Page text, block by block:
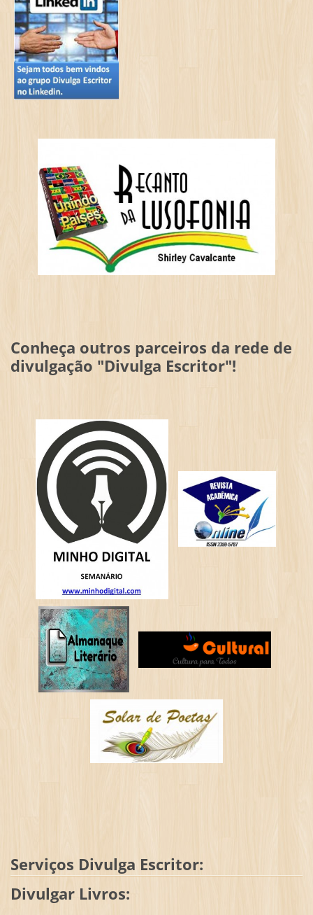
Conheça outros parceiros da rede de
divulgação "Divulga Escritor"!
Serviços Divulga Escritor:
Divulgar Livros: